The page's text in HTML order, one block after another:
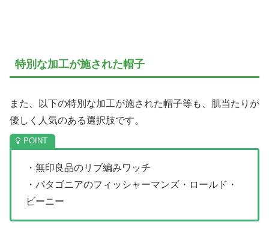
特別な加工が施された帽子
また、以下の特別な加工が施された帽子等も、肌当たりが
優しく人気のある選択肢です。
・無印良品のリブ編みワッチ
・パタゴニアのフィッシャーマンズ・ロールド・
ビーニー